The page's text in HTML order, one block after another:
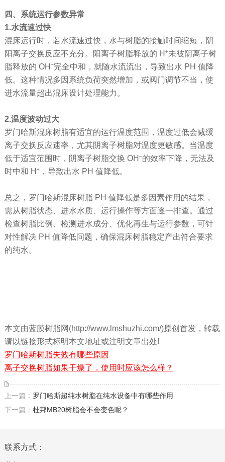
四、系统运行参数异常
1.水流速过快
混床运行时，若水流速过快，水与树脂的接触时间缩短，阴
阳离子交换反应不充分。阳离子树脂释放的 H⁺未被阴离子树
脂释放的 OH⁻完全中和，就随水流流出，导致出水 PH 值降
低。这种情况多因系统负荷突然增加，或阀门调节不当，使
进水流量超出混床设计处理能力。
2.温度波动过大
罗门哈斯混床树脂有适宜的运行温度范围，温度过低会减缓
离子交换反应速率，尤其阴离子树脂对温度更敏感。当温度
低于适宜范围时，阴离子树脂交换 OH⁻的效率下降，无法及
时中和 H⁺，导致出水 PH 值降低。
总之，罗门哈斯混床树脂 PH 值降低是多因素作用的结果，
需从树脂状态、进水水质、运行操作等方面逐一排查。通过
检查树脂比例、检测进水成分、优化再生与运行参数，可针
对性解决 PH 值降低问题，确保混床树脂稳定产出符合要求
的纯水。
本文由蓝膜树脂网(http://www.lmshuzhi.com/)原创首发，转载
请以链接形式标明本文地址或注明文章出处!
罗门哈斯树脂失效有哪些原因
离子交换树脂如果干燥了，使用时应该怎么样？
上一篇： 罗门哈斯超纯水树脂在纯水设备中有哪些作用
下一篇： 杜邦MB20树脂会不会变色呢？
联系方式：